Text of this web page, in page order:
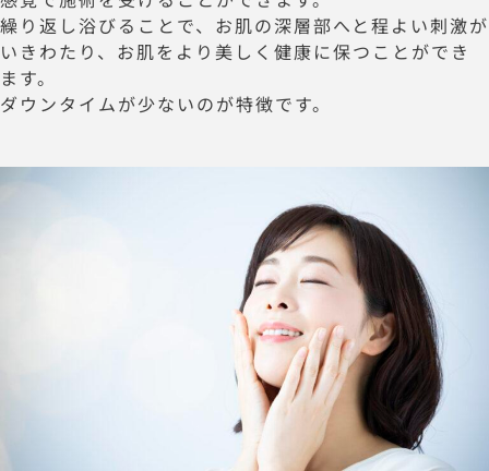
繰り返し浴びることで、お肌の深層部へと程よい刺激が
いきわたり、お肌をより美しく健康に保つことができ
ます。
ダウンタイムが少ないのが特徴です。